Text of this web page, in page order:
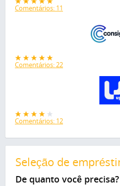
Comentários: 11
Comentários: 22
Comentários: 12
Seleção de
De quanto você precisa?